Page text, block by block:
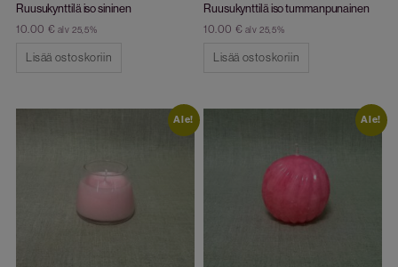
Ruusukynttilä iso sininen
10.00 € alv 25,5%
Lisää ostoskoriin
Ruusukynttilä iso tummanpunainen
10.00 € alv 25,5%
Lisää ostoskoriin
Ale! Ale!